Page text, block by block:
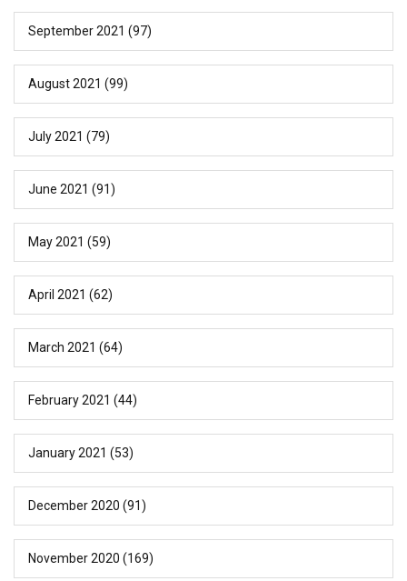
September 2021 (97)
August 2021 (99)
July 2021 (79)
June 2021 (91)
May 2021 (59)
April 2021 (62)
March 2021 (64)
February 2021 (44)
January 2021 (53)
December 2020 (91)
November 2020 (169)